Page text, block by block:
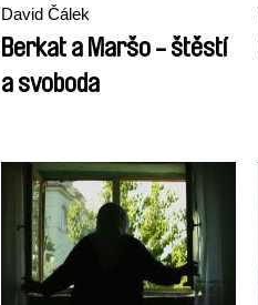
David Čálek
Berkat a Maršo - štěstí
a svoboda